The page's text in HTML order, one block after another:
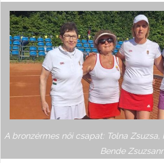
A bronzérmes női csapat: Tolna Zsuzsa,
Bende